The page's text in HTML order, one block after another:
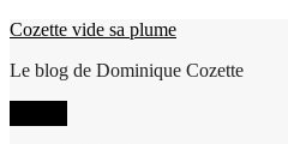
Aller
contenu
Cozette vide sa plume
Le blog de Dominique Cozette